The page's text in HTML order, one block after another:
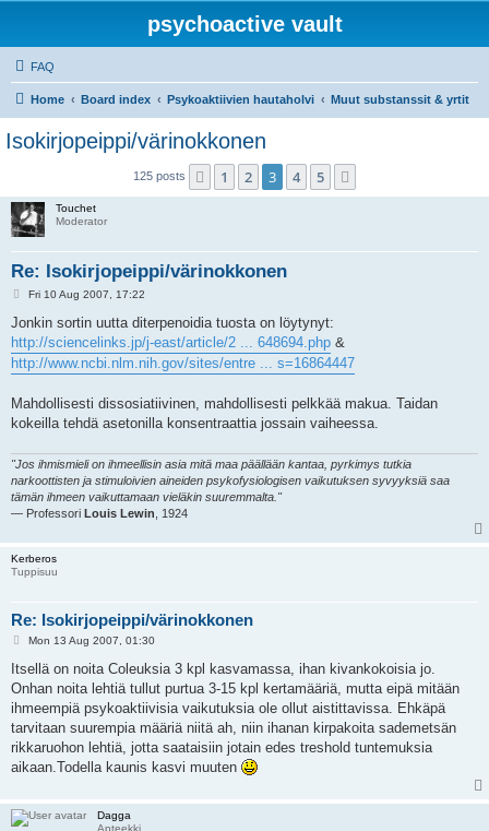
psychoactive vault
FAQ
Home Board index Psykoaktiivien hautaholvi Muut substanssit & yrtit
Isokirjopeippi/värinokkonen
125 posts Previous
1 2 3 4 5
Touchet
Moderator
Re: Isokirjopeippi/värinokkonen
P
s
Fri 10 Aug 2007, 17:22
Jonkin sortin uutta diterpenoidia tuosta on löytynyt:
http://sciencelinks.jp/j-east/article/2 ... 648694.php &
http://www.ncbi.nlm.nih.gov/sites/entre ... s=16864447
Mahdollisesti dissosiatiivinen, mahdollisesti pelkkää makua. Taidan
kokeilla tehdä asetonilla konsentraattia jossain vaiheessa.
"Jos ihmismieli on ihmeellisin asia mitä maa päällään kantaa, pyrkimys tutkia
narkoottisten ja stimuloivien aineiden psykofysiologisen vaikutuksen syvyyksiä saa
tämän ihmeen vaikuttamaan vieläkin suuremmalta."
— Professori Louis Lewin , 1924
Kerberos
Tuppisuu
Re: Isokirjopeippi/värinokkonen
P
s
Mon 13 Aug 2007, 01:30
Itsellä on noita Coleuksia 3 kpl kasvamassa, ihan kivankokoisia jo.
Onhan noita lehtiä tullut purtua 3-15 kpl kertamääriä, mutta eipä mitään
ihmeempiä psykoaktiivisia vaikutuksia ole ollut aistittavissa. Ehkäpä
tarvitaan suurempia määriä niitä ah, niin ihanan kirpakoita sademetsän
rikkaruohon lehtiä, jotta saataisiin jotain edes treshold tuntemuksia
aikaan.Todella kaunis kasvi muuten
Dagga
Apteekki